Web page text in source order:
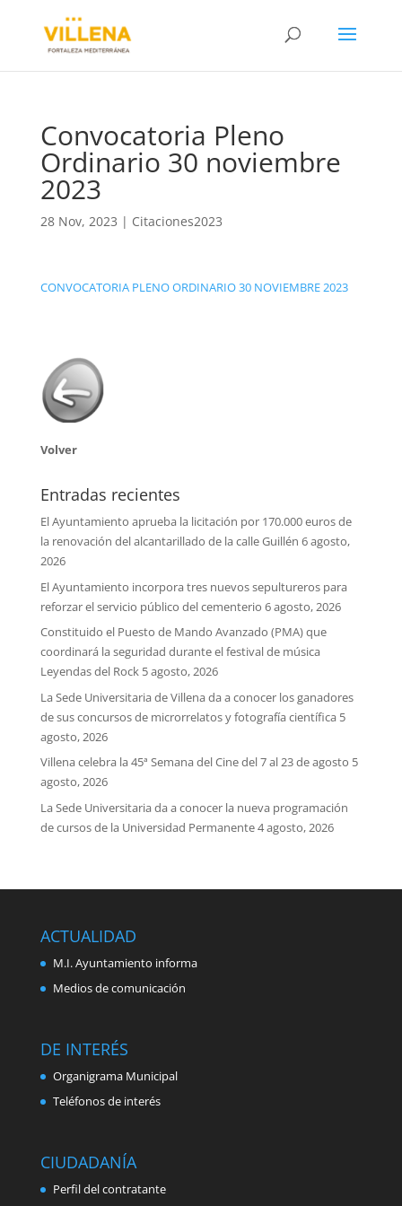
Convocatoria Pleno
Ordinario 30 noviembre
2023
28 Nov, 2023 | Citaciones2023
CONVOCATORIA PLENO ORDINARIO 30 NOVIEMBRE 2023
Volver
Entradas recientes
El Ayuntamiento aprueba la licitación por 170.000 euros de
la renovación del alcantarillado de la calle Guillén 6 agosto,
2026
El Ayuntamiento incorpora tres nuevos sepultureros para
reforzar el servicio público del cementerio 6 agosto, 2026
Constituido el Puesto de Mando Avanzado (PMA) que
coordinará la seguridad durante el festival de música
Leyendas del Rock 5 agosto, 2026
La Sede Universitaria de Villena da a conocer los ganadores
de sus concursos de microrrelatos y fotografía científica 5
agosto, 2026
Villena celebra la 45ª Semana del Cine del 7 al 23 de agosto 5
agosto, 2026
La Sede Universitaria da a conocer la nueva programación
de cursos de la Universidad Permanente4 agosto, 2026
ACTUALIDAD
M.I. Ayuntamiento informa
Medios de comunicación
DE INTERÉS
Organigrama Municipal
Teléfonos de interés
CIUDADANÍA
Perfil del contratante